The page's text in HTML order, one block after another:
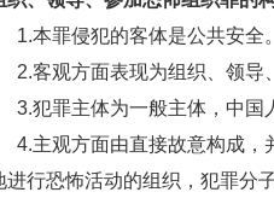
本罪侵犯的客体是公共安全。
客观方面表现为组织、领导
犯罪主体为一般主体，中国
主观方面由直接故意构成，
进行恐怖活动的组织，犯罪分